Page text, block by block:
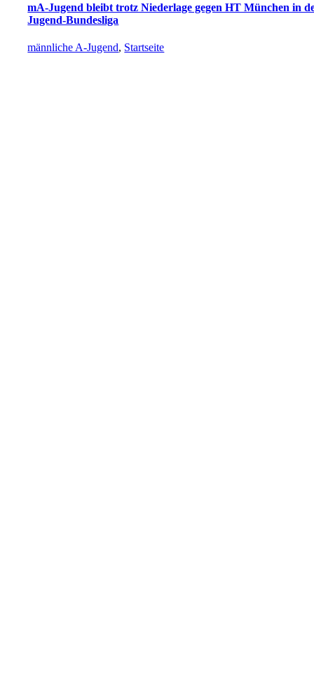
mA-Jugend bleibt trotz Niederlage gegen HT München in
Jugend-Bundesliga
männliche A-Jugend, Startseite